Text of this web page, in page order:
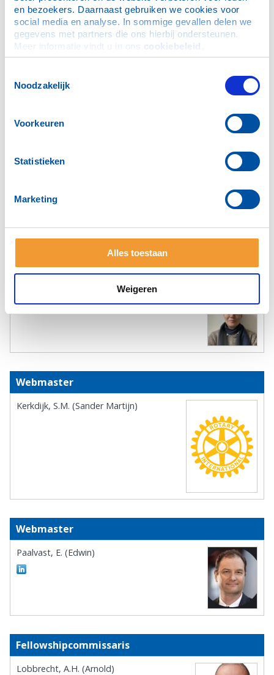
en bezoekers. Daarnaast gebruiken we cookies voor
social media en analyse. In sommige gevallen delen we
gegevens met partners die ons hierbij ondersteunen.
Meer informatie vindt u in ons cookiebeleid
Noodzakelijk
Voorkeuren
Statistieken
Marketing
Alles toestaan
Weigeren
Voorzitter Youth Service
Kaal, M. (Marieke)
Programmacommissaris
Webmaster
Kerkdijk, S.M. (Sander Martijn)
Webmaster
Paalvast, E. (Edwin)
Fellowshipcommissaris
Lobbrecht, A.H. (Arnold)